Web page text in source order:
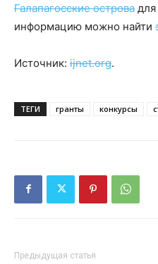
Галапагосские острова
информацию можно найти
Источник: ijnet.org.
ТЕГИ гранты конкурсы
Предыдущая статья